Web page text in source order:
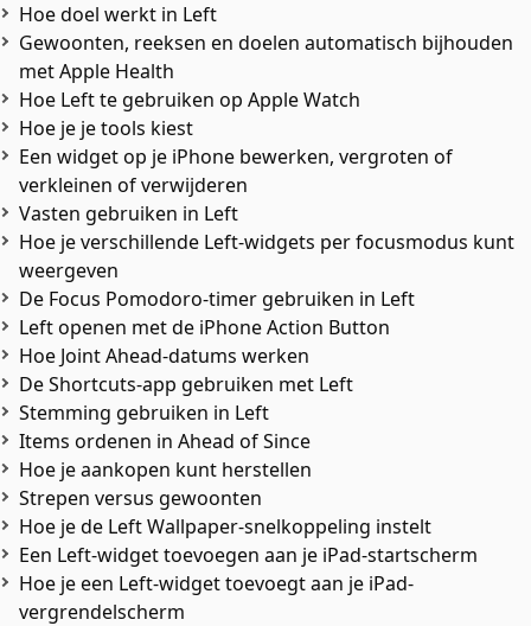
Hoe doel werkt in Left
Gewoonten, reeksen en doelen automatisch bijhouden
met Apple Health
Hoe Left te gebruiken op Apple Watch
Hoe je je tools kiest
Een widget op je iPhone bewerken, vergroten of
verkleinen of verwijderen
Vasten gebruiken in Left
Hoe je verschillende Left-widgets per focusmodus kunt
weergeven
De Focus Pomodoro-timer gebruiken in Left
Left openen met de iPhone Action Button
Hoe Joint Ahead-datums werken
De Shortcuts-app gebruiken met Left
Stemming gebruiken in Left
Items ordenen in Ahead of Since
Hoe je aankopen kunt herstellen
Strepen versus gewoonten
Hoe je de Left Wallpaper-snelkoppeling instelt
Een Left-widget toevoegen aan je iPad-startscherm
Hoe je een Left-widget toevoegt aan je iPad-
vergrendelscherm